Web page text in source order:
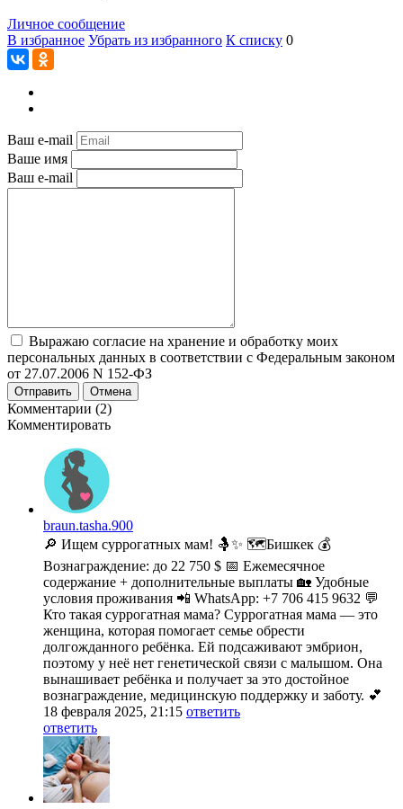
Личное сообщение
В избранное Убрать из избранного К списку 0
Ваш e-mail
Ваше имя
Ваш e-mail
Выражаю согласие на хранение и обработку моих
персональных данных в соответствии с Федеральным законом
от 27.07.2006 N 152-ФЗ
Отправить Отмена
Комментарии (2)
Комментировать
braun.tasha.900
🔎 Ищем суррогатных мам! 🤱✨ 🗺️Бишкек 💰
Вознаграждение: до 22 750 $ 📅 Ежемесячное
содержание + дополнительные выплаты 🏡 Удобные
условия проживания 📲 WhatsApp: +7 706 415 9632 💬
Кто такая суррогатная мама? Суррогатная мама — это
женщина, которая помогает семье обрести
долгожданного ребёнка. Ей подсаживают эмбрион,
поэтому у неё нет генетической связи с малышом. Она
вынашивает ребёнка и получает за это достойное
вознаграждение, медицинскую поддержку и заботу. 💕
18 февраля 2025, 21:15 ответить
ответить